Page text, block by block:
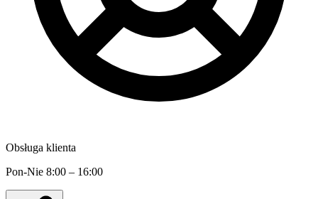
Obsługa klienta
Pon-Nie 8:00 – 16:00